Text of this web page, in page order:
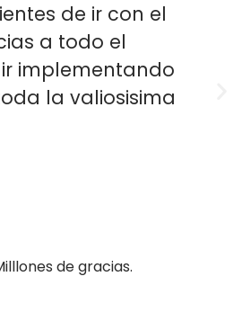
de ir con el
a todo el
implementando
la valiosisima
de gracias.